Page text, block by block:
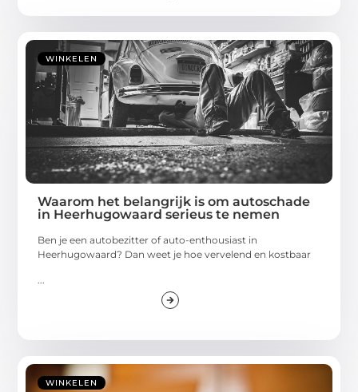
WINKELEN
Waarom het belangrijk is om autoschade
in Heerhugowaard serieus te nemen
Ben je een autobezitter of auto-enthousiast in
Heerhugowaard? Dan weet je hoe vervelend en kostbaar
...
WINKELEN